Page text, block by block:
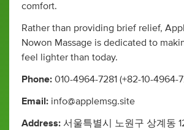
comfort.
Rather than providing brief relief,
Nowon Massage is dedicated to
feel lighter than today.
Phone: 010-4964-7281 (+82-10-4964-
Email: info@applemsg.site
Address: 서울특별시 노원구 상계동